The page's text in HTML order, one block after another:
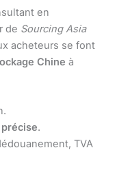
en
de Sourcing Asia
acheteurs se font
Chine à
.
TVA